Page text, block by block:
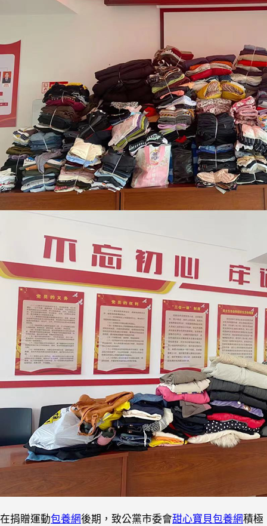
在捐贈運動包養網後期，致公黨市委會甜心寶貝包養網積極